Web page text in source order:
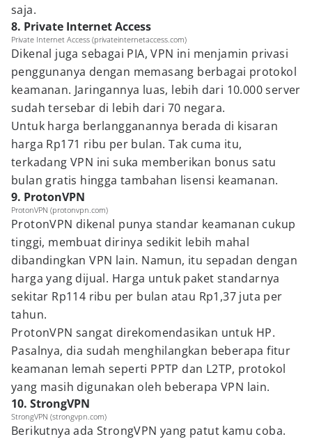
saja.
8. Private Internet Access
Private Internet Access (privateinternetaccess.com)
Dikenal juga sebagai PIA, VPN ini menjamin privasi
penggunanya dengan memasang berbagai protokol
keamanan. Jaringannya luas, lebih dari 10.000 server
sudah tersebar di lebih dari 70 negara.
Untuk harga berlangganannya berada di kisaran
harga Rp171 ribu per bulan. Tak cuma itu,
terkadang VPN ini suka memberikan bonus satu
bulan gratis hingga tambahan lisensi keamanan.
9. ProtonVPN
ProtonVPN (protonvpn.com)
ProtonVPN dikenal punya standar keamanan cukup
tinggi, membuat dirinya sedikit lebih mahal
dibandingkan VPN lain. Namun, itu sepadan dengan
harga yang dijual. Harga untuk paket standarnya
sekitar Rp114 ribu per bulan atau Rp1,37 juta per
tahun.
ProtonVPN sangat direkomendasikan untuk HP.
Pasalnya, dia sudah menghilangkan beberapa fitur
keamanan lemah seperti PPTP dan L2TP, protokol
yang masih digunakan oleh beberapa VPN lain.
10. StrongVPN
StrongVPN (strongvpn.com)
Berikutnya ada StrongVPN yang patut kamu coba.